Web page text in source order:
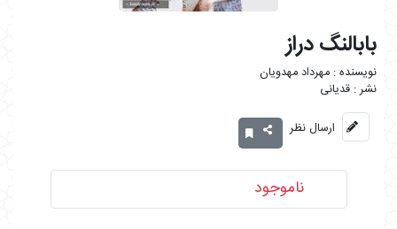
بابالنگ دراز
مهرداد مهدویان
قدیانی
ارسال نظر
ناموجود